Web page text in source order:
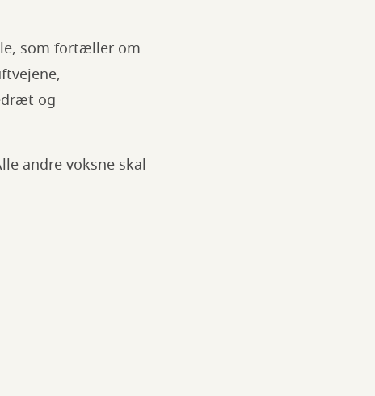
som fortæller om
og
andre voksne skal